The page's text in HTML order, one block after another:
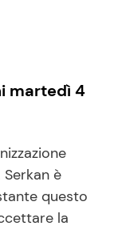
martedì 4
è
questo
la